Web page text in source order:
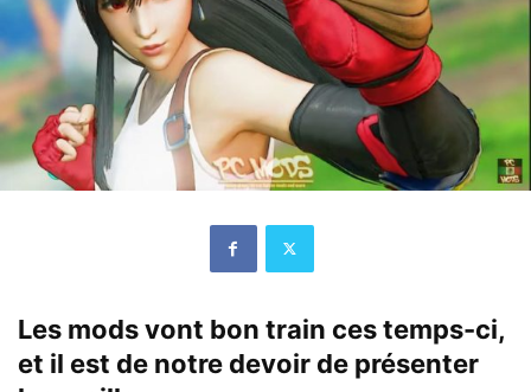
Les mods vont bon train ces temps-ci,
et il est de notre devoir de présenter